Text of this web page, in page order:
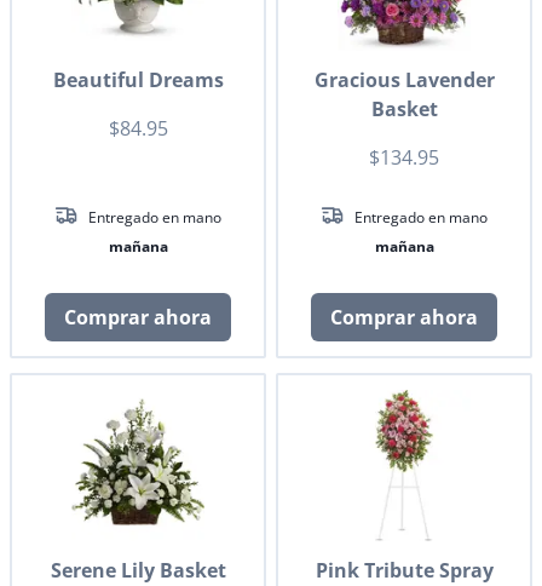
Beautiful Dreams
$84.95
Entregado en mano
mañana
Comprar ahora
Gracious Lavender
Basket
$134.95
Entregado en mano
mañana
Comprar ahora
Serene Lily Basket
Pink Tribute Spray